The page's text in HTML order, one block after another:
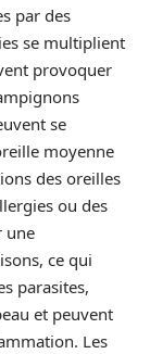
par des
se multiplient
provoquer
se
moyenne
des oreilles
ou des
une
ce qui
parasites,
et peuvent
Les